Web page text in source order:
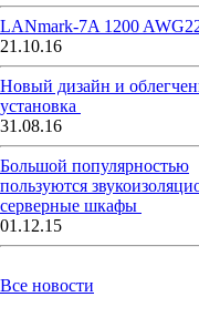
LANmark-7A 1200
21.10.16
Новый дизайн и
установка
31.08.16
Большой популярностью
пользуются
серверные шкафы
01.12.15
Все новости